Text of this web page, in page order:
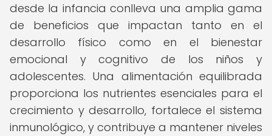
desde la infancia conlleva una amplia gama
de beneficios que impactan tanto en el
desarrollo físico como en el bienestar
emocional y cognitivo de los niños y
adolescentes. Una alimentación equilibrada
proporciona los nutrientes esenciales para el
crecimiento y desarrollo, fortalece el sistema
inmunológico, y contribuye a mantener niveles